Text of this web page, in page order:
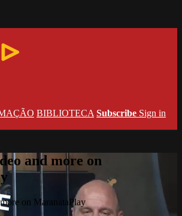
BIBLIOTECA Subscribe Sign in
and more on
on MaranataPlay